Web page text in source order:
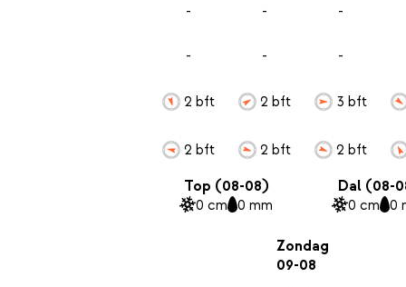
-
-
2 bft
2 bft
-
-
2 bft
2 bft
-
-
3 bft
2 bft
Top (08-08)
0 cm 0 mm
Dal (08-
0 cm 0
Zondag
09-08